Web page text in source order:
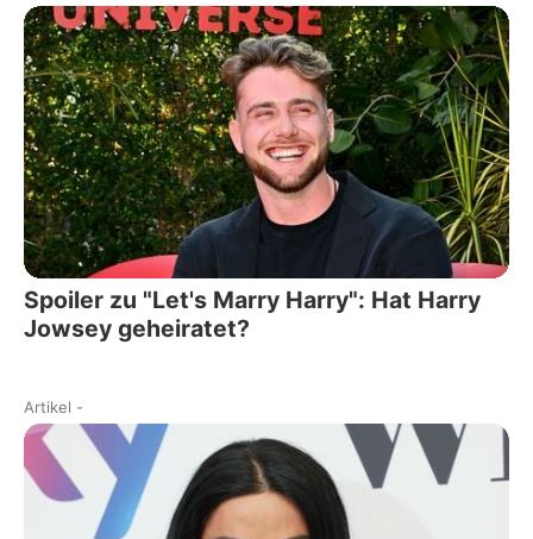
Spoiler zu "Let's Marry Harry": Hat Harry
Jowsey geheiratet?
Artikel -